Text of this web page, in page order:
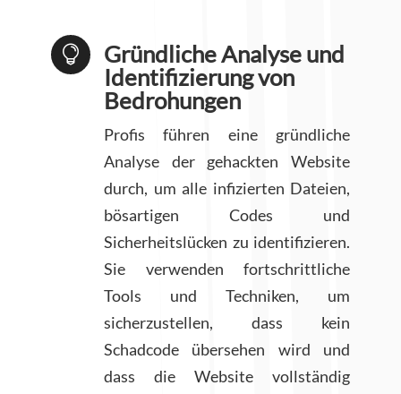

Gründliche Analyse und
Identifizierung von
Bedrohungen
Profis führen eine gründliche
Analyse der gehackten Website
durch, um alle infizierten Dateien,
bösartigen Codes und
Sicherheitslücken zu identifizieren.
Sie verwenden fortschrittliche
Tools und Techniken, um
sicherzustellen, dass kein
Schadcode übersehen wird und
dass die Website vollständig